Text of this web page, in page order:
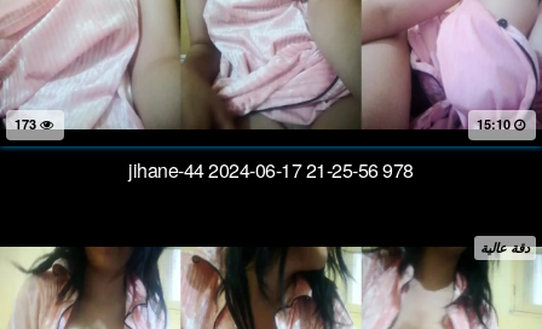
15:10
jihane-44 2024-06-17 21-25-56 978
دقة عالية